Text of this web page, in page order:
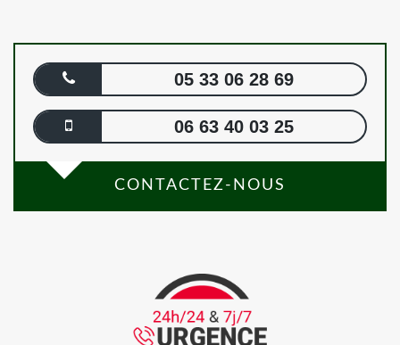
05 33 06 28 69
06 63 40 03 25
CONTACTEZ-NOUS